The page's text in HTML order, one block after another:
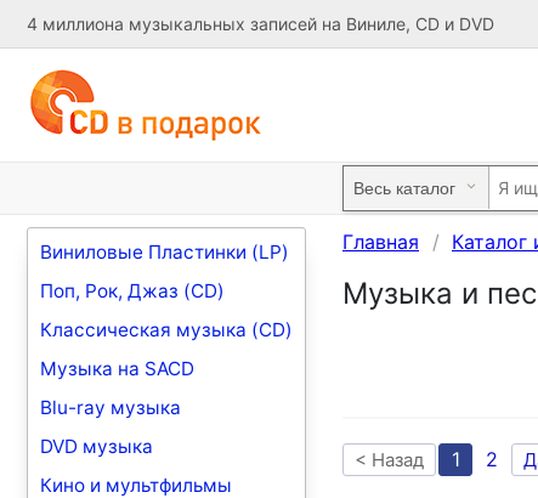
4 миллиона музыкальных записей на Виниле, CD и DVD
Виниловые Пластинки (LP)
Поп, Рок, Джаз (CD)
Классическая музыка (CD)
Музыка на SACD
Blu-ray музыка
DVD музыка
Кино и мультфильмы
Главная Каталог
Музыка и
< Назад 1 2